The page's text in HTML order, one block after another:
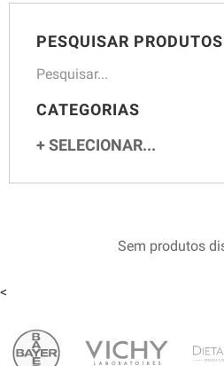
PESQUISAR PRODUTOS
CATEGORIAS
SELECIONAR...
Sem produtos
<